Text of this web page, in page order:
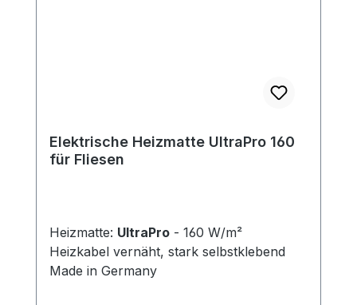
Elektrische Heizmatte UltraPro 160
für Fliesen
Heizmatte: UltraPro - 160 W/m²
Heizkabel vernäht, stark selbstklebend
Made in Germany